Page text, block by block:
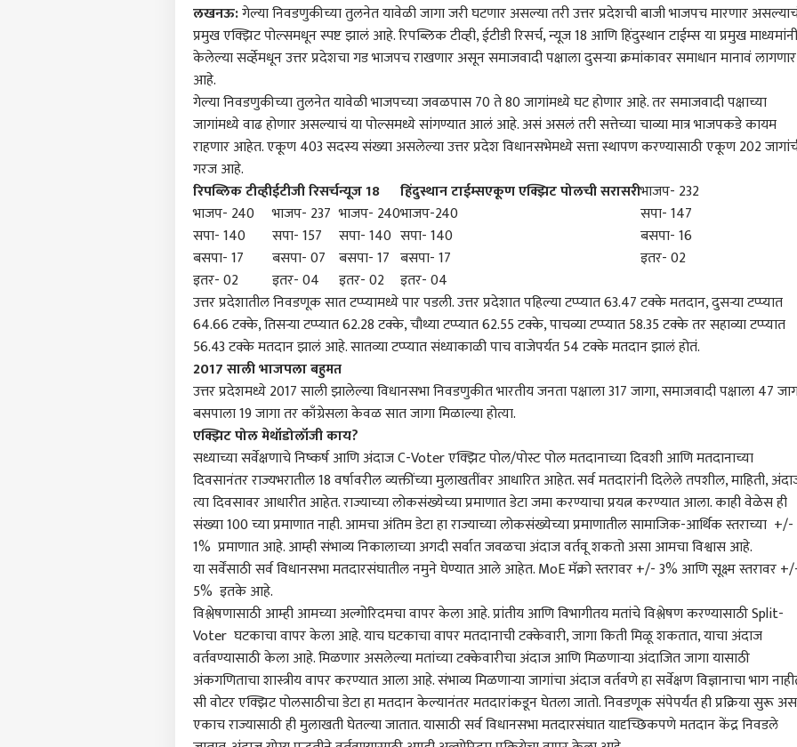
लखनऊ:गेल्या निवडणुकीच्या तुलनेत यावेळी जागा जरी घटणार असल्या तरी उत्तर प्रदेशची बाजी भाजपच मारणार
प्रमुख एक्झिट पोल्समधून स्पष्ट झालं आहे. रिपब्लिक टीव्ही, ईटीडी रिसर्च, न्यूज 18 आणि हिंदुस्थान टाईम्स या प्रमुख माध्यमांनी
केलेल्या सर्व्हेमधून उत्तर प्रदेशचा गड भाजपच राखणार असून समाजवादी पक्षाला दुसऱ्या क्रमांकावर समाधान मानावं लागणार
आहे.
गेल्या निवडणुकीच्या तुलनेत यावेळी भाजपच्या जवळपास 70 ते 80 जागांमध्ये घट होणार आहे. तर समाजवादी पक्षाच्या
जागांमध्ये वाढ होणार असल्याचं या पोल्समध्ये सांगण्यात आलं आहे. असं असलं तरी सत्तेच्या चाव्या मात्र भाजपकडे कायम
राहणार आहेत. एकूण 403 सदस्य संख्या असलेल्या उत्तर प्रदेश विधानसभेमध्ये सत्ता स्थापण करण्यासाठी एकूण 202
गरज आहे.
रिपब्लिक टीव्ही
भाजप- 240
सपा- 140
बसपा- 17
इतर- 02
ईटीजी रिसर्च
भाजप- 237
सपा- 157
बसपा- 07
इतर- 04
न्यूज 18
भाजप- 240
सपा- 140
बसपा- 17
इतर- 02
हिंदुस्थान टाईम्स
भाजप-240
सपा- 140
बसपा- 17
इतर- 04
एकूण एक्झिट पोलची सरासरीभाजप- 232
सपा- 147
बसपा- 16
इतर- 02
उत्तर प्रदेशातील निवडणूक सात टप्प्यामध्ये पार पडली. उत्तर प्रदेशात पहिल्या टप्प्यात 63.47 टक्के मतदान, दुसऱ्या टप्प्यात
64.66 टक्के, तिसऱ्या टप्प्यात 62.28 टक्के, चौथ्या टप्प्यात 62.55 टक्के, पाचव्या टप्प्यात 58.35 टक्के तर सहाव्या टप्प्यात
56.43 टक्के मतदान झालं आहे. सातव्या टप्प्यात संध्याकाळी पाच वाजेपर्यत 54 टक्के मतदान झालं होतं.
2017 साली भाजपला बहुमत
उत्तर प्रदेशमध्ये 2017 साली झालेल्या विधानसभा निवडणुकीत भारतीय जनता पक्षाला 317 जागा, समाजवादी पक्षाला 47
बसपाला 19 जागा तर काँग्रेसला केवळ सात जागा मिळाल्या होत्या.
एक्झिट पोल मेथॉडोलॉजी काय?
सध्याच्या सर्वेक्षणाचे निष्कर्ष आणि अंदाज C-Voter एक्झिट पोल/पोस्ट पोल मतदानाच्या दिवशी आणि मतदानाच्या
दिवसानंतर राज्यभरातील 18 वर्षावरील व्यक्तींच्या मुलाखतींवर आधारित आहेत. सर्व मतदारांनी दिलेले तपशील, माहिती,
त्या दिवसावर आधारीत आहेत. राज्याच्या लोकसंख्येच्या प्रमाणात डेटा जमा करण्याचा प्रयत्न करण्यात आला. काही वेळेस ही
संख्या 100 च्या प्रमाणात नाही. आमचा अंतिम डेटा हा राज्याच्या लोकसंख्येच्या प्रमाणातील सामाजिक-आर्थिक स्तराच्या +/-
1% प्रमाणात आहे. आम्ही संभाव्य निकालाच्या अगदी सर्वात जवळचा अंदाज वर्तवू शकतो असा आमचा विश्वास आहे.
या सर्वेंसाठी सर्व विधानसभा मतदारसंघातील नमुने घेण्यात आले आहेत. MoE मॅक्रो स्तरावर +/- 3% आणि सूक्ष्म स्तरावर
5% इतके आहे.
विश्लेषणासाठी आम्ही आमच्या अल्गोरिदमचा वापर केला आहे. प्रांतीय आणि विभागीतय मतांचे विश्लेषण करण्यासाठी Split-
Voter घटकाचा वापर केला आहे. याच घटकाचा वापर मतदानाची टक्केवारी, जागा किती मिळू शकतात, याचा अंदाज
वर्तवण्यासाठी केला आहे. मिळणार असलेल्या मतांच्या टक्केवारीचा अंदाज आणि मिळणाऱ्या अंदाजित जागा यासाठी
अंकगणिताचा शास्त्रीय वापर करण्यात आला आहे. संभाव्य मिळणाऱ्या जागांचा अंदाज वर्तवणे हा सर्वेक्षण विज्ञानाचा भाग
सी वोटर एक्झिट पोलसाठीचा डेटा हा मतदान केल्यानंतर मतदारांकडून घेतला जातो. निवडणूक संपेपर्यंत ही प्रक्रिया सुरू
एकाच राज्यासाठी ही मुलाखती घेतल्या जातात. यासाठी सर्व विधानसभा मतदारसंघात यादृच्छिकपणे मतदान केंद्र निवडले
हॅलो गेस्ट
आमच्यासोबत जाहिरात करा
प्रायव्हसी पॉलिसी
संपर्क साधा
करिअर
फीडबॅक
आमच्याबद्दल
LOGIN
पर्सनल कॉर्नर
टॉप आर्टिकल टॉप रील्स
भारत
एआय डीपफेकवर केंद्र
सरकारचा सर्जिकल स्ट्राईक;
आक्षेपार्ह फोटो-व्हिडीओ 3
तासांत हटवावे लागणार
क्रीडा
टीम इंडियात धावाधाव सुरु!
आता फिटनेस सिद्ध
करण्यासाठी 10 मिनिटात
किती किमी पळावं लागणार?
1200 मीटर किती मिनिटात
नियम ठरला
क्रिकेट
आशिया कपचं वेळापत्रक
जाहीर, भारत पाकिस्तान 'या'
दिवशी आमने सामने, दुबईत
स्पर्धा रंगणार
मुंबई
राजकारण
मुलांना देवाचं रूप मानलं जाते,
तरीही आंदोलनात लाठीचार्ज,
पेलेट गन फायर करण्यात
आल्या, Gen Z चर्चेत थेट प्रश्न
विचारताच सरसंघचालक
मोहन भागवत नेमकं काय
राजकारण
एकनाथ शिंदे अचानक दरे
गावातून मुंबईकडे रवाना,
अमित शाहांच्या भेटीसाठी
दौरा आटोपल्याची सूत्रांची
माहिती
राजकारण
इथेनॉल, पेपरफुटीविरोधात
बोलणाऱ्यांची खाती बंद
करण्यासाठी सरकारचा
मेटावर दबाव, मेटाने असली
बदमाशी करत मोदींसमोर
गुडघे टेकवू नयेत;